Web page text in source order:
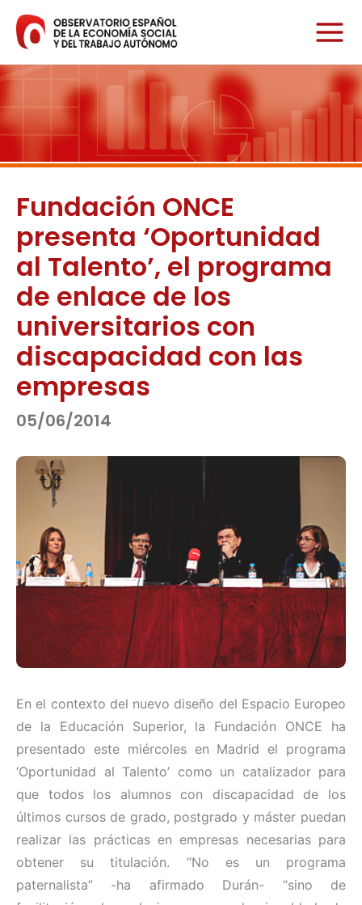
contenido
Fundación ONCE
presenta ‘Oportunidad
al Talento’, el programa
de enlace de los
universitarios con
discapacidad con las
empresas
05/06/2014
En el contexto del nuevo diseño del Espacio Europeo
de la Educación Superior, la Fundación ONCE ha
presentado este miércoles en Madrid el programa
‘Oportunidad al Talento’ como un catalizador para
que todos los alumnos con discapacidad de los
últimos cursos de grado, postgrado y máster puedan
realizar las prácticas en empresas necesarias para
obtener su titulación. “No es un programa
paternalista” -ha afirmado Durán- “sino de